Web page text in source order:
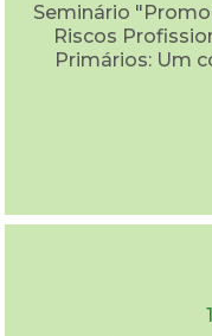
Seminário
Riscos
Primários: Um